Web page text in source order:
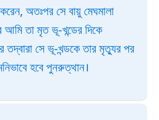
অতঃপর সে বায়ু মেঘমালা
আমি তা মৃত ভূ-খন্ডের দিকে
তদ্বারা সে ভূ-খন্ডকে তার মৃত্যুর পর
হবে পুনরুত্থান।